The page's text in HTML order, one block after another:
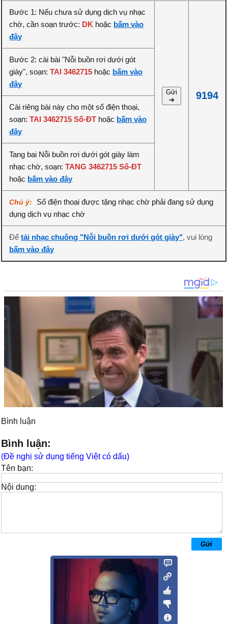
Bước 1: Nếu chưa sử dụng dịch vụ nhạc
chờ, cần soạn trước: DK hoặc bấm vào
đây
Gửi
➔
9194
Bước 2: cài bài "Nỗi buồn rơi dưới gót
giày", soạn:TAI 3462715 hoặc bấm vào
đây
Cài riêng bài này cho một số điện thoại,
soạn:TAI 3462715 Số-ĐT hoặc bấm vào
đây
Tang bai Nỗi buồn rơi dưới gót giày làm
nhạc chờ, soạn:TANG 3462715 Số-ĐT
hoặc bấm vào đây
Chú ý:
Số điện thoại được tặng nhạc chờ phải đang sử dụng
dụng dịch vụ nhạc chờ
Đểtải nhạc chuông "Nỗi buồn rơi dưới gót giày", vui lòng
bấm vào đây
Bình luận
Bình luận:
(Đề nghị sử dụng tiếng Việt có dấu)
Tên bạn:
Nội dung: